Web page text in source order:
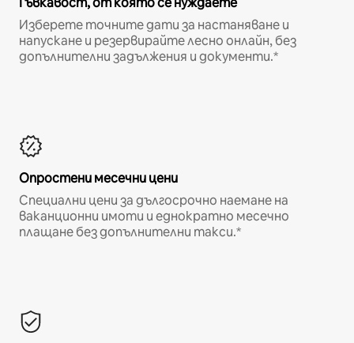
Изберете точните дати за настаняване и
напускане и резервирайте лесно онлайн, без
допълнителни задължения и документи.*
Опростени месечни цени
Специални цени за дългосрочно наемане на
ваканционни имоти и еднократно месечно
плащане без допълнителни такси.*